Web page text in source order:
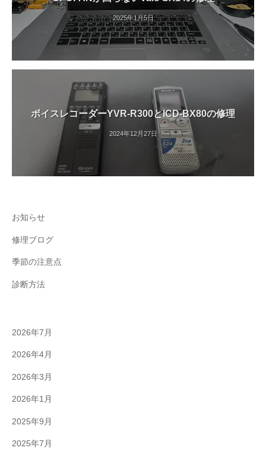
2025年1月5日
ボイスレコーダーYVR-R300とICD-BX80の修理
2024年12月27日
お知らせ
修理ブログ
季節の注意点
診断方法
2026年7月
2026年4月
2026年3月
2026年1月
2025年9月
2025年7月